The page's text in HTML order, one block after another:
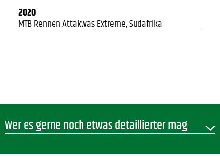
2020
MTB Rennen Attakwas Extreme, Südafrika
Wer es gerne noch etwas detaillierter mag